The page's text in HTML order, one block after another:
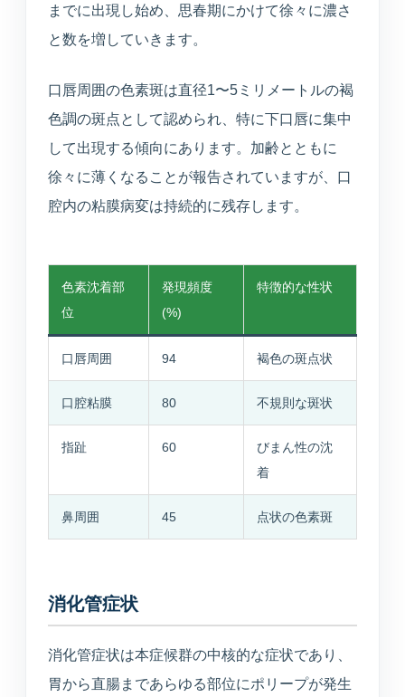
訪問介護事業所
ご自宅や施設での生活支援
通所介護事業所いぶき
重度要介護者も相談可能
デイサービスすずかぜ
山居町併設の新デイサービス
通所リハビリテーション
コラム
理念・診療体制・医師紹介・受付時間
検査機器・院内設備
までに出現し始め、思春期にかけて徐々に濃さ
と数を増していきます。
口唇周囲の色素斑は直径1〜5ミリメートルの褐
色調の斑点として認められ、特に下口唇に集中
して出現する傾向にあります。加齢とともに
徐々に薄くなることが報告されていますが、口
腔内の粘膜病変は持続的に残存します。
色素沈着部
位
発現頻度
(%)
特徴的な性状
口唇周囲 94 褐色の斑点状
口腔粘膜 80 不規則な斑状
指趾 60
びまん性の沈
着
鼻周囲 45 点状の色素斑
消化管症状
消化管症状は本症候群の中核的な症状であり、
胃から直腸まであらゆる部位にポリープが発生